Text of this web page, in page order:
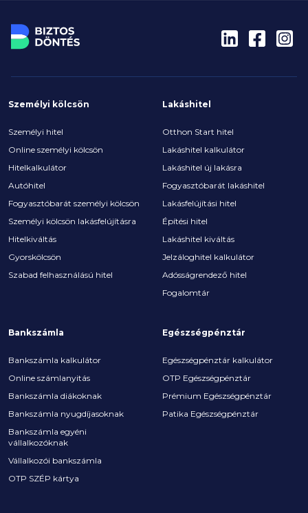
Személyi kölcsön
Személyi hitel
Online személyi kölcsön
Hitelkalkulátor
Autóhitel
Fogyasztóbarát személyi kölcsön
Személyi kölcsön lakásfelújításra
Hitelkiváltás
Gyorskölcsön
Szabad felhasználású hitel
Lakáshitel
Otthon Start hitel
Lakáshitel kalkulátor
Lakáshitel új lakásra
Fogyasztóbarát lakáshitel
Lakásfelújítási hitel
Építési hitel
Lakáshitel kiváltás
Jelzáloghitel kalkulátor
Adósságrendező hitel
Fogalomtár
Bankszámla
Bankszámla kalkulátor
Online számlanyitás
Bankszámla diákoknak
Bankszámla nyugdíjasoknak
Bankszámla egyéni
vállalkozóknak
Vállalkozói bankszámla
OTP SZÉP kártya
Egészségpénztár
Egészségpénztár kalkulátor
OTP Egészségpénztár
Prémium Egészségpénztár
Patika Egészségpénztár